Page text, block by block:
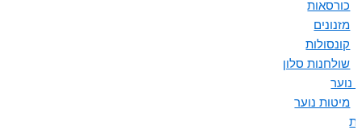
כורסאות
מזנונים
קונסולות
שולחנות סלון
נוער
מיטות נוער